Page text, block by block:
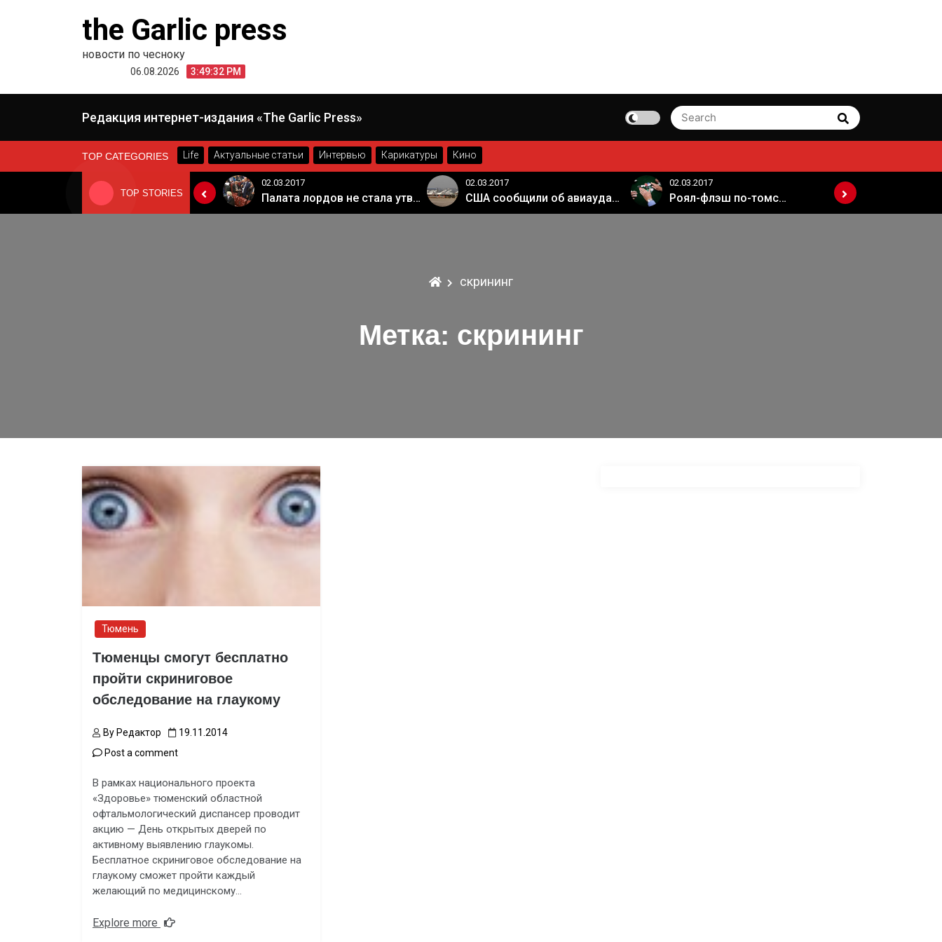
the Garlic press
новости по чесноку
06.08.2026 3:49:32 PM
Редакция интернет-издания «The Garlic Press»
Search
for:
Search
TOP CATEGORIES Life Актуальные статьи Интервью Карикатуры Кино
TOP STORIES
24.06.2019
Когда Россия разрешит полеты в Грузию. Позиция Кремля
02.03.2017
Палата лордов не стала утверждать законопроект о "брексите"
02.03.2017
США сообщили об авиаударе России по арабской коалиции в Сирии
02.03.2017
Роял-флэш по-томски
скрининг
Метка: скрининг
Тюмень
Тюменцы смогут бесплатно
пройти скриниговое
обследование на глаукому
By Редактор
19.11.2014
Post a comment
В рамках национального проекта
«Здоровье» тюменский областной
офтальмологический диспансер проводит
акцию — День открытых дверей по
активному выявлению глаукомы.
Бесплатное скриниговое обследование на
глаукому сможет пройти каждый
желающий по медицинскому…
Explore more